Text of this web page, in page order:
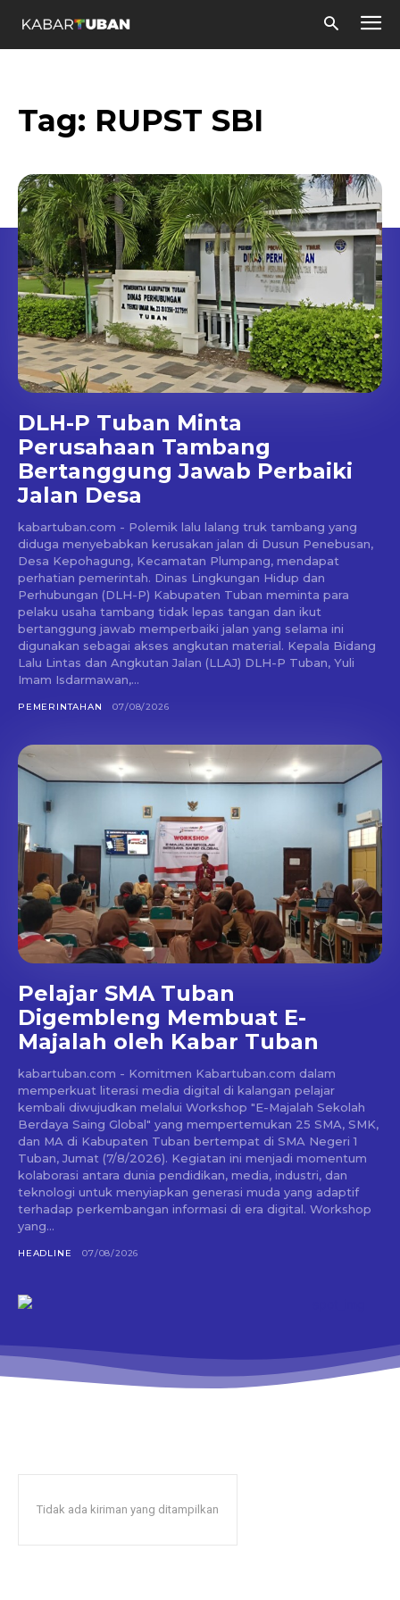
Tag: RUPST SBI
DLH-P Tuban Minta
Perusahaan Tambang
Bertanggung Jawab Perbaiki
Jalan Desa
kabartuban.com - Polemik lalu lalang truk tambang yang
diduga menyebabkan kerusakan jalan di Dusun Penebusan,
Desa Kepohagung, Kecamatan Plumpang, mendapat
perhatian pemerintah. Dinas Lingkungan Hidup dan
Perhubungan (DLH-P) Kabupaten Tuban meminta para
pelaku usaha tambang tidak lepas tangan dan ikut
bertanggung jawab memperbaiki jalan yang selama ini
digunakan sebagai akses angkutan material. Kepala Bidang
Lalu Lintas dan Angkutan Jalan (LLAJ) DLH-P Tuban, Yuli
Imam Isdarmawan,...
PEMERINTAHAN 07/08/2026
Pelajar SMA Tuban
Digembleng Membuat E-
Majalah oleh Kabar Tuban
kabartuban.com - Komitmen Kabartuban.com dalam
memperkuat literasi media digital di kalangan pelajar
kembali diwujudkan melalui Workshop "E-Majalah Sekolah
Berdaya Saing Global" yang mempertemukan 25 SMA, SMK,
dan MA di Kabupaten Tuban bertempat di SMA Negeri 1
Tuban, Jumat (7/8/2026). Kegiatan ini menjadi momentum
kolaborasi antara dunia pendidikan, media, industri, dan
teknologi untuk menyiapkan generasi muda yang adaptif
terhadap perkembangan informasi di era digital. Workshop
yang...
HEADLINE 07/08/2026
Tidak ada kiriman yang ditampilkan